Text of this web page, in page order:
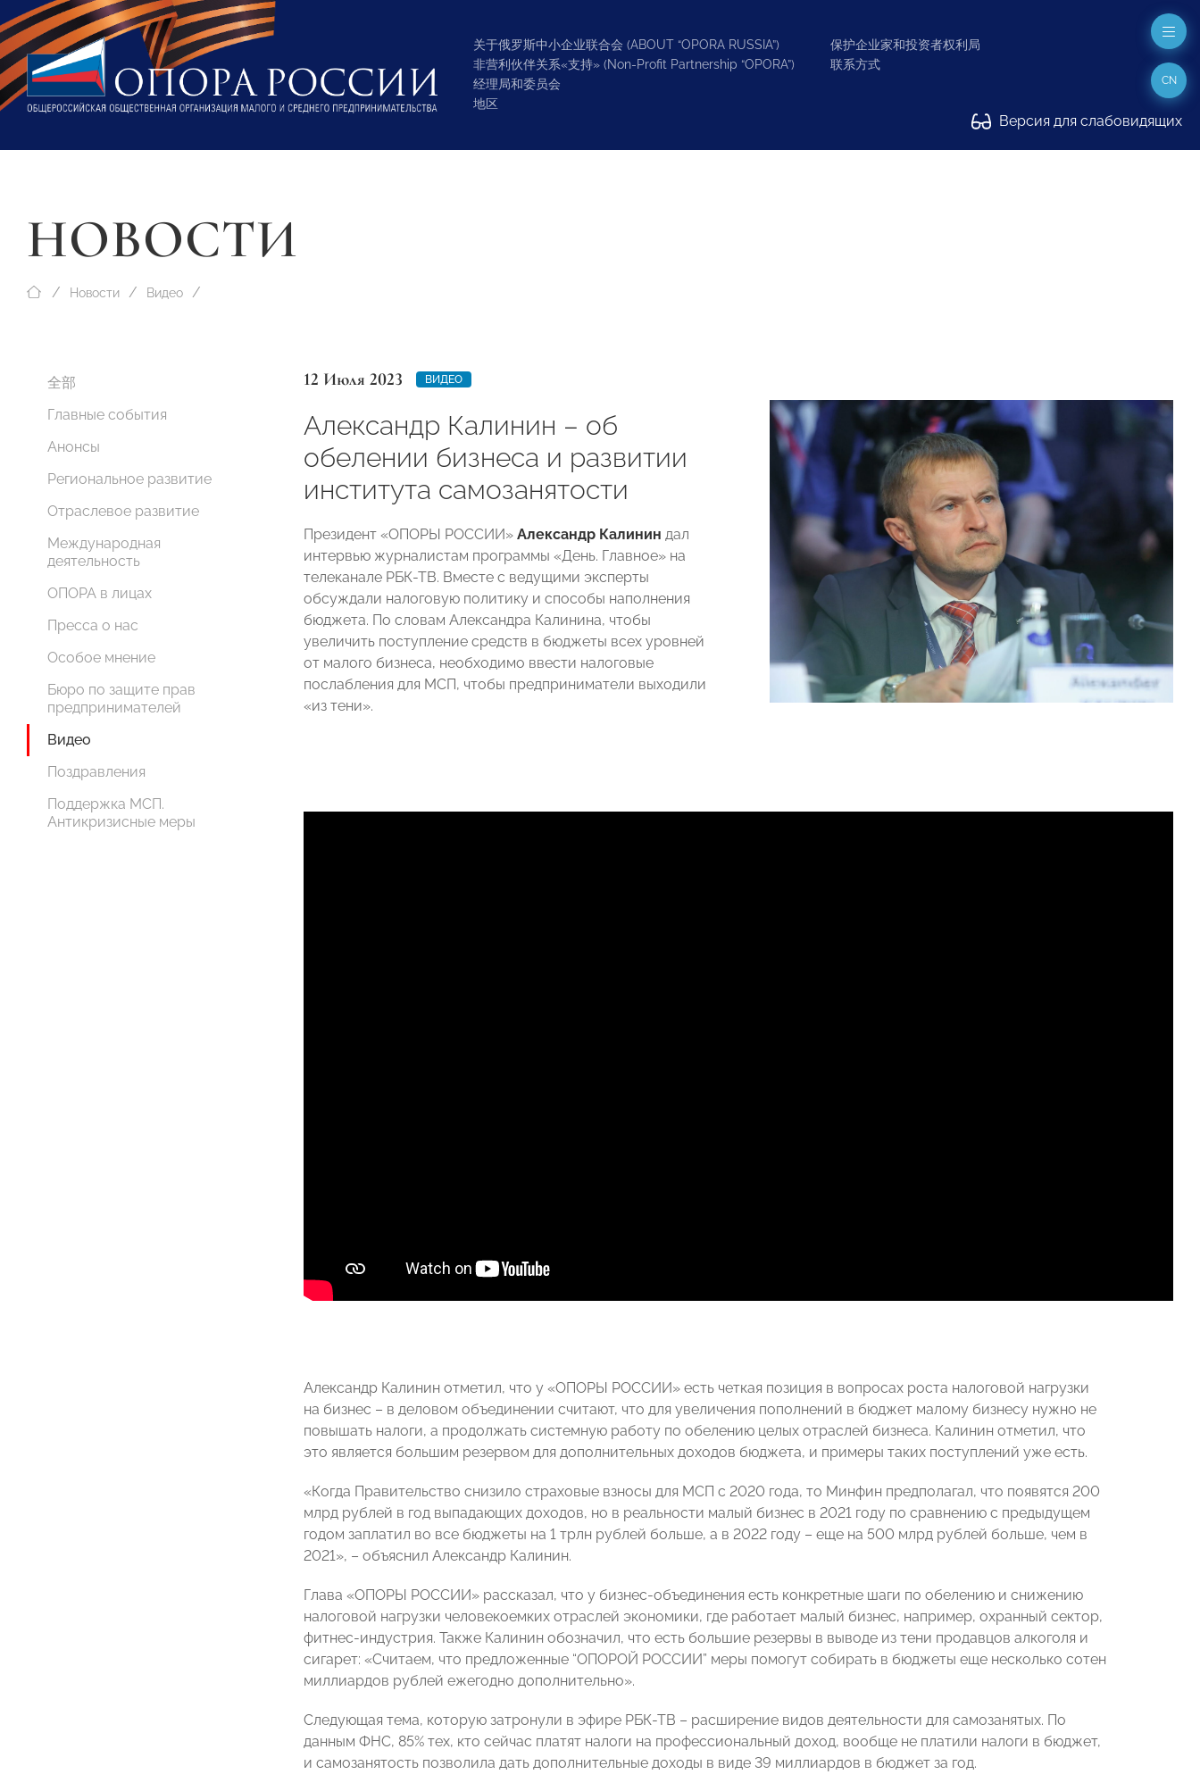
关于俄罗斯中小企业联合会 (ABOUT “OPORA RUSSIA”)
非营利伙伴关系«支持» (Non-Profit Partnership “OPORA”)
经理局和委员会
地区
保护企业家和投资者权利局
联系方式
Версия для слабовидящих
CN
НОВОСТИ
Новости Видео
全部
Главные события
Анонсы
Региональное развитие
Отраслевое развитие
Международная
деятельность
ОПОРА в лицах
Пресса о нас
Особое мнение
Бюро по защите прав
предпринимателей
Видео
Поздравления
Поддержка МСП.
Антикризисные меры
12 Июля 2023 ВИДЕО
Александр Калинин – об
обелении бизнеса и развитии
института самозанятости
Президент «ОПОРЫ РОССИИ» Александр Калинин дал
интервью журналистам программы «День. Главное» на
телеканале РБК-ТВ. Вместе с ведущими эксперты
обсуждали налоговую политику и способы наполнения
бюджета. По словам Александра Калинина, чтобы
увеличить поступление средств в бюджеты всех уровней
от малого бизнеса, необходимо ввести налоговые
послабления для МСП, чтобы предприниматели выходили
«из тени».
Александр Калинин отметил, что у «ОПОРЫ РОССИИ» есть четкая позиция в вопросах роста налоговой нагрузки
на бизнес – в деловом объединении считают, что для увеличения пополнений в бюджет малому бизнесу нужно не
повышать налоги, а продолжать системную работу по обелению целых отраслей бизнеса. Калинин отметил, что
это является большим резервом для дополнительных доходов бюджета, и примеры таких поступлений уже есть.
«Когда Правительство снизило страховые взносы для МСП с 2020 года, то Минфин предполагал, что появятся 200
млрд рублей в год выпадающих доходов, но в реальности малый бизнес в 2021 году по сравнению с предыдущем
годом заплатил во все бюджеты на 1 трлн рублей больше, а в 2022 году – еще на 500 млрд рублей больше, чем в
2021», – объяснил Александр Калинин.
Глава «ОПОРЫ РОССИИ» рассказал, что у бизнес-объединения есть конкретные шаги по обелению и снижению
налоговой нагрузки человекоемких отраслей экономики, где работает малый бизнес, например, охранный сектор,
фитнес-индустрия. Также Калинин обозначил, что есть большие резервы в выводе из тени продавцов алкоголя и
сигарет: «Считаем, что предложенные “ОПОРОЙ РОССИИ” меры помогут собирать в бюджеты еще несколько сотен
миллиардов рублей ежегодно дополнительно».
Следующая тема, которую затронули в эфире РБК-ТВ – расширение видов деятельности для самозанятых. По
данным ФНС, 85% тех, кто сейчас платят налоги на профессиональный доход, вообще не платили налоги в бюджет,
и самозанятость позволила дать дополнительные доходы в виде 39 миллиардов в бюджет за год.